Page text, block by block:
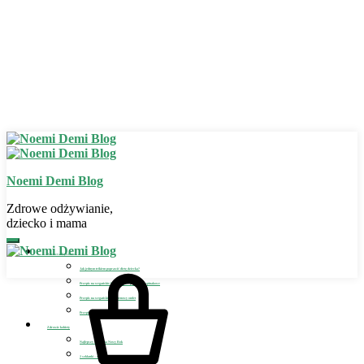
Noemi Demi Blog
Zdrowe odżywianie,
dziecko i mama
Zdrowe odżywianie
Jak jednym trikiem poprawić dietę dziecka?
Przepis na wegańskie bezglutenowe placuszki szpinakowe
Przepis na wegański bezglutenowy omlet
Przepis na wegańskie lody dla dziecka
Zdrowie kobiety
Najlepszy detoks na Nowy Rok
2 szklanki – sposób na detoks i odchudzanie